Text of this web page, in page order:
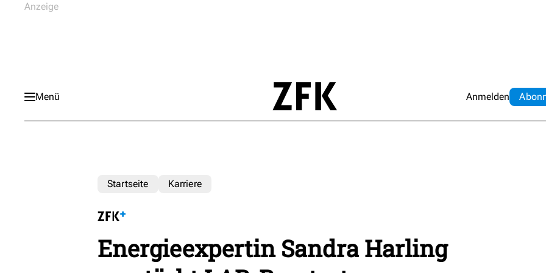
Menü Anmelden Abo
Startseite Karriere
Energieexpertin Sandra Harling